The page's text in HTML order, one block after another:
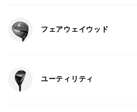
フェアウェイウッド
ユーティリティ